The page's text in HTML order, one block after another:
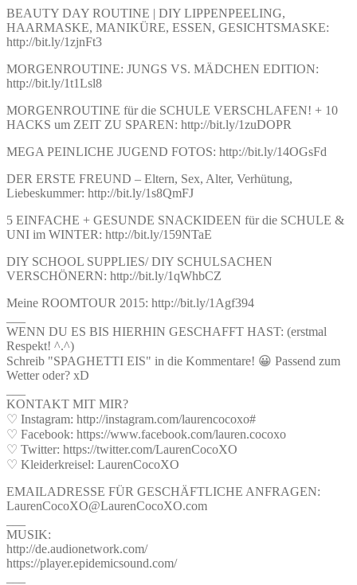
BEAUTY DAY ROUTINE | DIY LIPPENPEELING,
HAARMASKE, MANIKÜRE, ESSEN, GESICHTSMASKE:
http://bit.ly/1zjnFt3
MORGENROUTINE: JUNGS VS. MÄDCHEN EDITION:
http://bit.ly/1t1Lsl8
MORGENROUTINE für die SCHULE VERSCHLAFEN! + 10
HACKS um ZEIT ZU SPAREN: http://bit.ly/1zuDOPR
MEGA PEINLICHE JUGEND FOTOS: http://bit.ly/14OGsFd
DER ERSTE FREUND – Eltern, Sex, Alter, Verhütung,
Liebeskummer: http://bit.ly/1s8QmFJ
5 EINFACHE + GESUNDE SNACKIDEEN für die SCHULE &
UNI im WINTER: http://bit.ly/159NTaE
DIY SCHOOL SUPPLIES/ DIY SCHULSACHEN
VERSCHÖNERN: http://bit.ly/1qWhbCZ
Meine ROOMTOUR 2015: http://bit.ly/1Agf394
WENN DU ES BIS HIERHIN GESCHAFFT HAST: (erstmal
Respekt! ^.^)
Schreib "SPAGHETTI EIS" in die Kommentare! 😀 Passend zum
Wetter oder? xD
KONTAKT MIT MIR?
♡ Instagram: http://instagram.com/laurencocoxo#
♡ Facebook: https://www.facebook.com/lauren.cocoxo
♡ Twitter: https://twitter.com/LaurenCocoXO
♡ Kleiderkreisel: LaurenCocoXO
EMAILADRESSE FÜR GESCHÄFTLICHE ANFRAGEN:
LaurenCocoXO@LaurenCocoXO.com
MUSIK:
http://de.audionetwork.com/
https://player.epidemicsound.com/